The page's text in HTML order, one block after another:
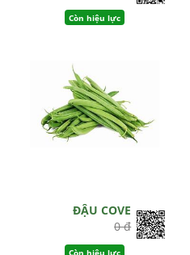
Còn hiệu lực
ĐẬU COVE
0 đ
Còn hiệu lực